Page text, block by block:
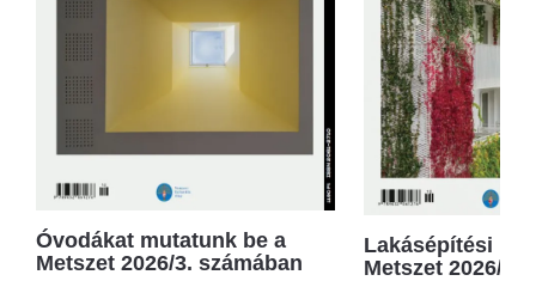
Óvodákat mutatunk be a
Metszet 2026/3. számában
Lakásépítési
Metszet 2026/2.